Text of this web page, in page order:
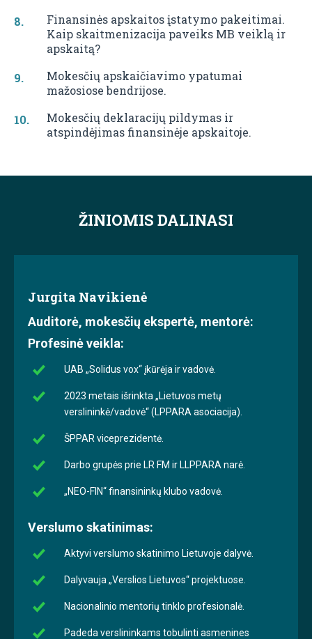
Finansinės apskaitos įstatymo pakeitimai.
Kaip skaitmenizacija paveiks MB veiklą ir
apskaitą?
Mokesčių apskaičiavimo ypatumai
mažosiose bendrijose.
Mokesčių deklaracijų pildymas ir
atspindėjimas finansinėje apskaitoje.
ŽINIOMIS DALINASI
Jurgita Navikienė
Auditorė, mokesčių ekspertė, mentorė:
Profesinė veikla:
UAB „Solidus vox“ įkūrėja ir vadovė.
2023 metais išrinkta „Lietuvos metų
verslininkė/vadovė“ (LPPARA asociacija).
ŠPPAR viceprezidentė.
Darbo grupės prie LR FM ir LLPPARA narė.
„NEO-FIN“ finansininkų klubo vadovė.
Verslumo skatinimas:
Aktyvi verslumo skatinimo Lietuvoje dalyvė.
Dalyvauja „Verslios Lietuvos“ projektuose.
Nacionalinio mentorių tinklo profesionalė.
Padeda verslininkams tobulinti asmenines